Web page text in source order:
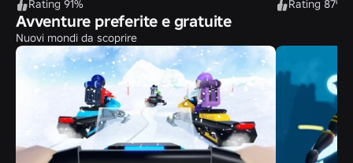
Rating 91%
Rating 87%
Avventure preferite e gratuite
Nuovi mondi da scoprire